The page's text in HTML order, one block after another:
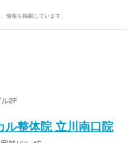
情報を掲載しています。
2F
ル整体院 立川南口院